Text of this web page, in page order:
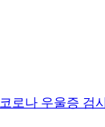
코로나 우울증 검